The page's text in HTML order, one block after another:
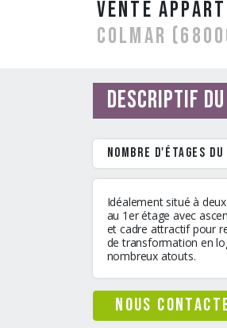
vente
COLMAR
Descriptif du
Nombre d'étages
Idéalement situé à
au 1er étage avec
et cadre attractif pour
de transformation en
nombreux atouts.
nous